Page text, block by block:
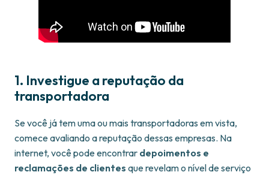
1. Investigue a reputação da
transportadora
Se você já tem uma ou mais transportadoras em vista,
comece avaliando a reputação dessas empresas. Na
internet, você pode encontrar depoimentos e
reclamações de clientes que revelam o nível de serviço